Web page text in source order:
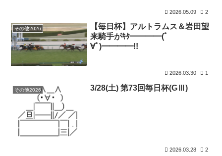
2026.05.09 2
その他2026
【毎日杯】アルトラムス＆岩田望
来騎手がｷﾀ━━━━(ﾟ
∀ﾟ)━━━━!!
2026.03.30 1
その他2026 3/28(土) 第73回毎日杯(GⅢ)
2026.03.28 2